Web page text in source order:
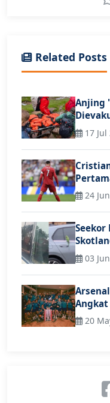
Related Posts
Anjing
17
24
03
Angkat
20